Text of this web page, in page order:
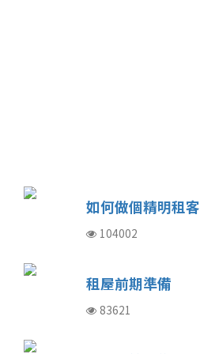
如何做個精明租客
104002
租屋前期準備
83621